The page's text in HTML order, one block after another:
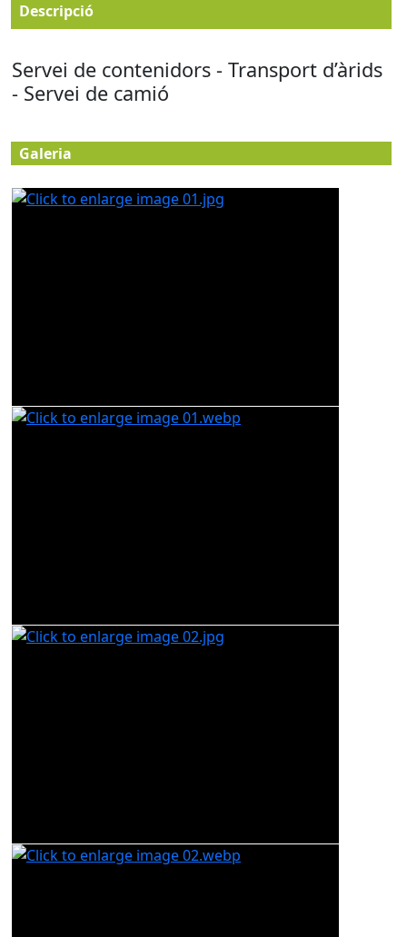
Descripció
Servei de contenidors - Transport d’àrids
- Servei de camió
Galeria